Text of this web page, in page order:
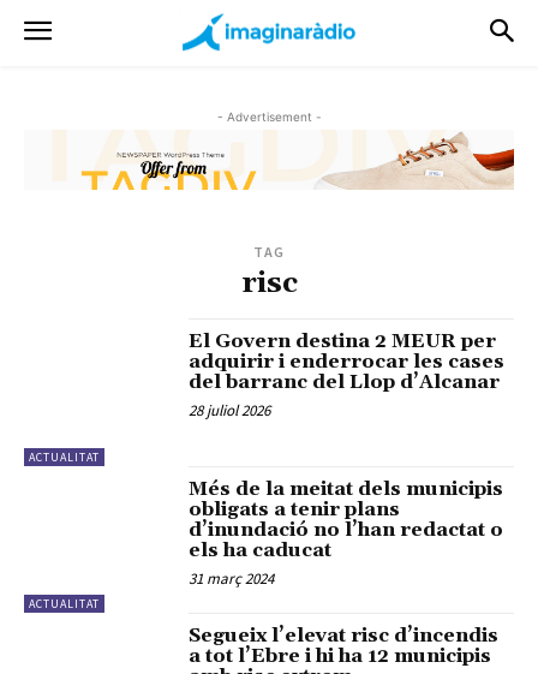
- Advertisement -
TAG
risc
ACTUALITAT
El Govern destina 2 MEUR per
adquirir i enderrocar les cases
del barranc del Llop d’Alcanar
28 juliol 2026
ACTUALITAT
Més de la meitat dels municipis
obligats a tenir plans
d’inundació no l’han redactat o
els ha caducat
31 març 2024
Segueix l’elevat risc d’incendis
a tot l’Ebre i hi ha 12 municipis